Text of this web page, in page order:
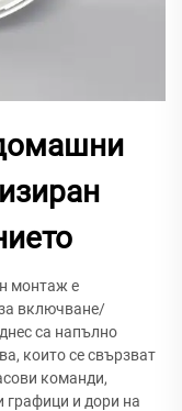
монтаж е
включване/
са напълно
които се свързват
команди,
графици и дори на